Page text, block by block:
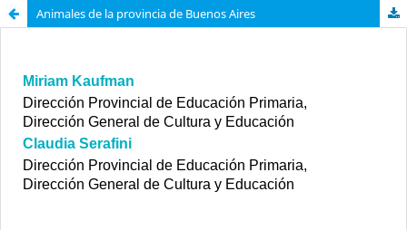
Animales de la provincia de Buenos Aires